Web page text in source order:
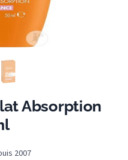
Absorption
2007